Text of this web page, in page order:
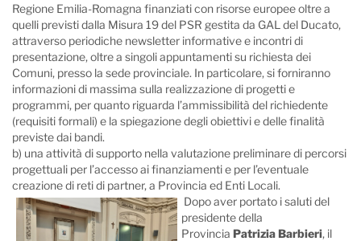
Regione Emilia-Romagna finanziati con risorse europee oltre a
quelli previsti dalla Misura 19 del PSR gestita da GAL del Ducato,
attraverso periodiche newsletter informative e incontri di
presentazione, oltre a singoli appuntamenti su richiesta dei
Comuni, presso la sede provinciale. In particolare, si forniranno
informazioni di massima sulla realizzazione di progetti e
programmi, per quanto riguarda l’ammissibilità del richiedente
(requisiti formali) e la spiegazione degli obiettivi e delle finalità
previste dai bandi.
b) una attività di supporto nella valutazione preliminare di percorsi
progettuali per l’accesso ai finanziamenti e per l’eventuale
creazione di reti di partner, a Provincia ed Enti Locali.
Dopo aver portato i saluti del
presidente della
Provincia Patrizia Barbieri, il